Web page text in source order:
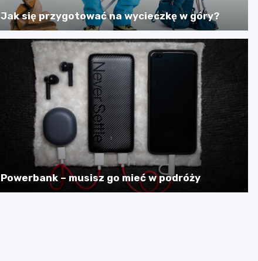
Jak się przygotować na wycieczkę w góry?
Powerbank – musisz go mieć w podróży